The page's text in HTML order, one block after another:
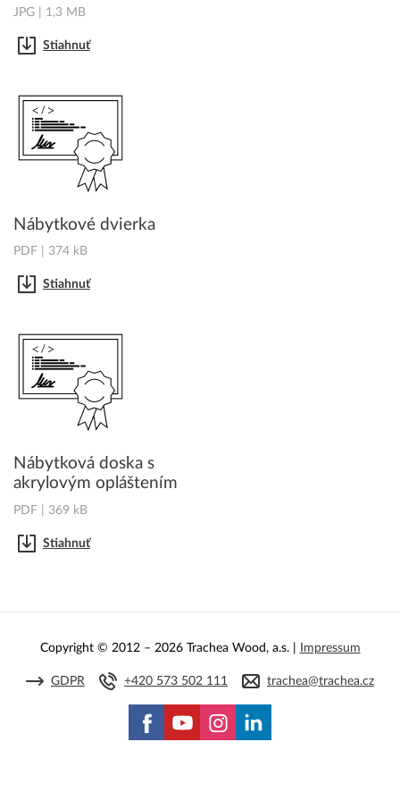
JPG | 1,3 MB
Stiahnuť
Nábytkové dvierka
PDF | 374 kB
Stiahnuť
Nábytková doska s
akrylovým opláštením
PDF | 369 kB
Stiahnuť
Copyright © 2012 – 2026 Trachea Wood, a.s. | Impressum
GDPR +420 573 502 111 trachea@trachea.cz